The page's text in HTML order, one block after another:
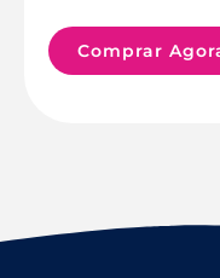
Comprar